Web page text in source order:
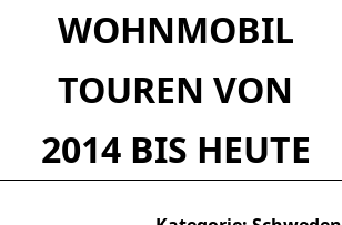
WOHNMOBIL
TOUREN VON
2014 BIS HEUTE